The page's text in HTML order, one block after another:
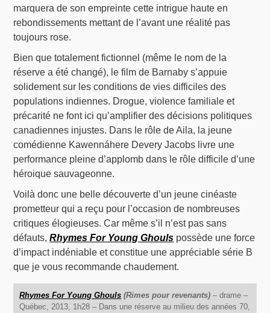
marquera de son empreinte cette intrigue haute en
rebondissements mettant de l’avant une réalité pas
toujours rose.
Bien que totalement fictionnel (même le nom de la
réserve a été changé), le film de Barnaby s’appuie
solidement sur les conditions de vies difficiles des
populations indiennes. Drogue, violence familiale et
précarité ne font ici qu’amplifier des décisions politiques
canadiennes injustes. Dans le rôle de Aila, la jeune
comédienne Kawennáhere Devery Jacobs livre une
performance pleine d’applomb dans le rôle difficile d’une
héroique sauvageonne.
Voilà donc une belle découverte d’un jeune cinéaste
prometteur qui a reçu pour l’occasion de nombreuses
critiques élogieuses. Car même s’il n’est pas sans
défauts,Rhymes For Young Ghouls possède une force
d’impact indéniable et constitue une appréciable série B
que je vous recommande chaudement.
Rhymes For Young Ghouls (Rimes pour revenants) – drame –
Québec, 2013, 1h28 – Dans une réserve au milieu des années 70,